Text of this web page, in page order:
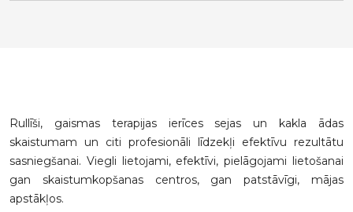
Rullīši, gaismas terapijas ierīces sejas un kakla ādas
skaistumam un citi profesionāli līdzekļi efektīvu rezultātu
sasniegšanai. Viegli lietojami, efektīvi, pielāgojami lietošanai
gan skaistumkopšanas centros, gan patstāvīgi, mājas
apstākļos.